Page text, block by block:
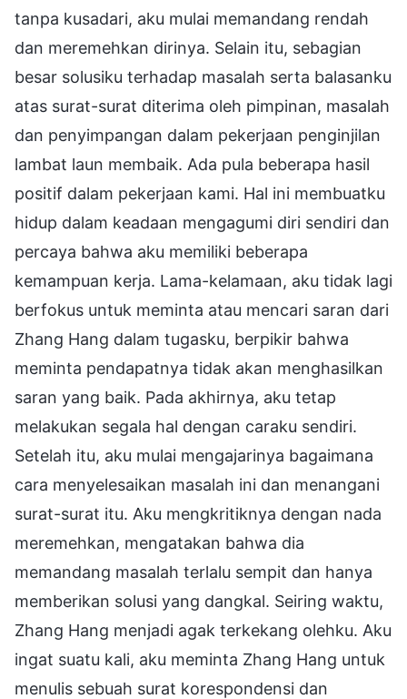
tanpa kusadari, aku mulai memandang rendah
dan meremehkan dirinya. Selain itu, sebagian
besar solusiku terhadap masalah serta balasanku
atas surat-surat diterima oleh pimpinan, masalah
dan penyimpangan dalam pekerjaan penginjilan
lambat laun membaik. Ada pula beberapa hasil
positif dalam pekerjaan kami. Hal ini membuatku
hidup dalam keadaan mengagumi diri sendiri dan
percaya bahwa aku memiliki beberapa
kemampuan kerja. Lama-kelamaan, aku tidak lagi
berfokus untuk meminta atau mencari saran dari
Zhang Hang dalam tugasku, berpikir bahwa
meminta pendapatnya tidak akan menghasilkan
saran yang baik. Pada akhirnya, aku tetap
melakukan segala hal dengan caraku sendiri.
Setelah itu, aku mulai mengajarinya bagaimana
cara menyelesaikan masalah ini dan menangani
surat-surat itu. Aku mengkritiknya dengan nada
meremehkan, mengatakan bahwa dia
memandang masalah terlalu sempit dan hanya
memberikan solusi yang dangkal. Seiring waktu,
Zhang Hang menjadi agak terkekang olehku. Aku
ingat suatu kali, aku meminta Zhang Hang untuk
menulis sebuah surat korespondensi dan